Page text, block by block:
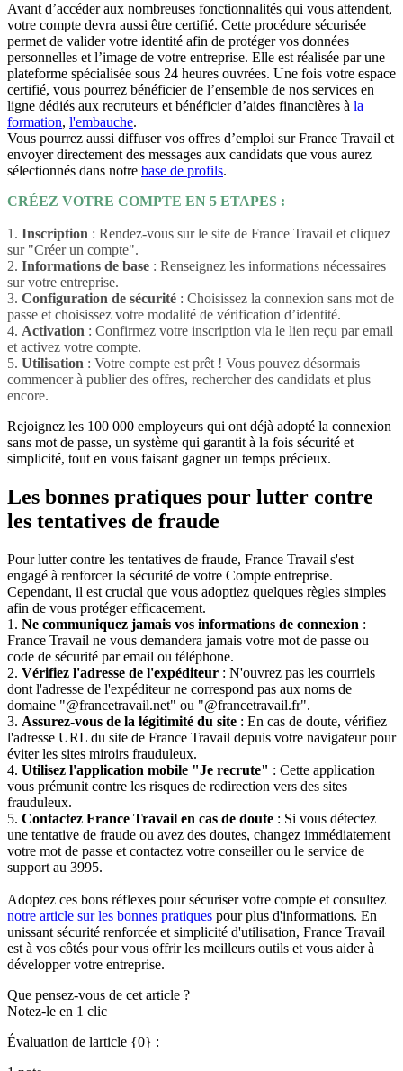
Avant d’accéder aux nombreuses fonctionnalités qui vous attendent,
votre compte devra aussi être certifié. Cette procédure sécurisée
permet de valider votre identité afin de protéger vos données
personnelles et l’image de votre entreprise. Elle est réalisée par une
plateforme spécialisée sous 24 heures ouvrées. Une fois votre espace
certifié, vous pourrez bénéficier de l’ensemble de nos services en
ligne dédiés aux recruteurs et bénéficier d’aides financières à la
formation, l'embauche.
Vous pourrez aussi diffuser vos offres d’emploi sur France Travail et
envoyer directement des messages aux candidats que vous aurez
sélectionnés dans notre base de profils.
CRÉEZ VOTRE COMPTE EN 5 ETAPES :
1. Inscription : Rendez-vous sur le site de France Travail et cliquez
sur "Créer un compte".
2. Informations de base : Renseignez les informations nécessaires
sur votre entreprise.
3. Configuration de sécurité : Choisissez la connexion sans mot de
passe et choisissez votre modalité de vérification d’identité.
4. Activation : Confirmez votre inscription via le lien reçu par email
et activez votre compte.
5. Utilisation : Votre compte est prêt ! Vous pouvez désormais
commencer à publier des offres, rechercher des candidats et plus
encore.
Rejoignez les 100 000 employeurs qui ont déjà adopté la connexion
sans mot de passe, un système qui garantit à la fois sécurité et
simplicité, tout en vous faisant gagner un temps précieux.
Les bonnes pratiques pour lutter contre
les tentatives de fraude
Pour lutter contre les tentatives de fraude, France Travail s'est
engagé à renforcer la sécurité de votre Compte entreprise.
Cependant, il est crucial que vous adoptiez quelques règles simples
afin de vous protéger efficacement.
1. Ne communiquez jamais vos informations de connexion :
France Travail ne vous demandera jamais votre mot de passe ou
code de sécurité par email ou téléphone.
2. Vérifiez l'adresse de l'expéditeur : N'ouvrez pas les courriels
dont l'adresse de l'expéditeur ne correspond pas aux noms de
domaine "@francetravail.net" ou "@francetravail.fr".
3. Assurez-vous de la légitimité du site : En cas de doute, vérifiez
l'adresse URL du site de France Travail depuis votre navigateur pour
éviter les sites miroirs frauduleux.
4. Utilisez l'application mobile "Je recrute" : Cette application
vous prémunit contre les risques de redirection vers des sites
frauduleux.
5. Contactez France Travail en cas de doute : Si vous détectez
une tentative de fraude ou avez des doutes, changez immédiatement
votre mot de passe et contactez votre conseiller ou le service de
support au 3995.
Adoptez ces bons réflexes pour sécuriser votre compte et consultez
notre article sur les bonnes pratiques pour plus d'informations. En
unissant sécurité renforcée et simplicité d'utilisation, France Travail
est à vos côtés pour vous offrir les meilleurs outils et vous aider à
développer votre entreprise.
Que pensez-vous de cet article ?
Notez-le en 1 clic
Évaluation de larticle {0} :